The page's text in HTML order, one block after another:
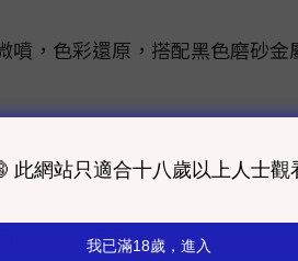
，色彩還原，搭配黑色磨砂
發貨為主）
以實際商品為主